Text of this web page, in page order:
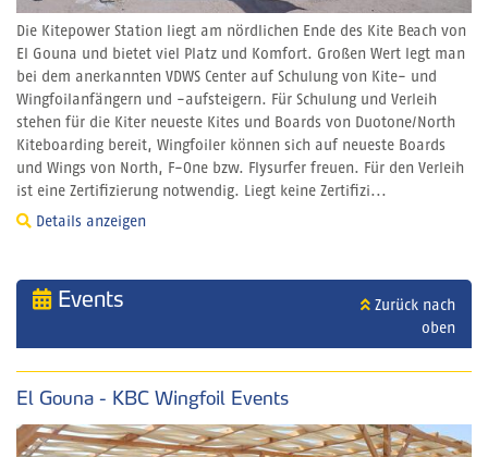
Die Kitepower Station liegt am nördlichen Ende des Kite Beach von
El Gouna und bietet viel Platz und Komfort. Großen Wert legt man
bei dem anerkannten VDWS Center auf Schulung von Kite- und
Wingfoilanfängern und -aufsteigern. Für Schulung und Verleih
stehen für die Kiter neueste Kites und Boards von Duotone/North
Kiteboarding bereit, Wingfoiler können sich auf neueste Boards
und Wings von North, F-One bzw. Flysurfer freuen. Für den Verleih
ist eine Zertifizierung notwendig. Liegt keine Zertifizi...
Details anzeigen
Events
Zurück nach
oben
El Gouna - KBC Wingfoil Events